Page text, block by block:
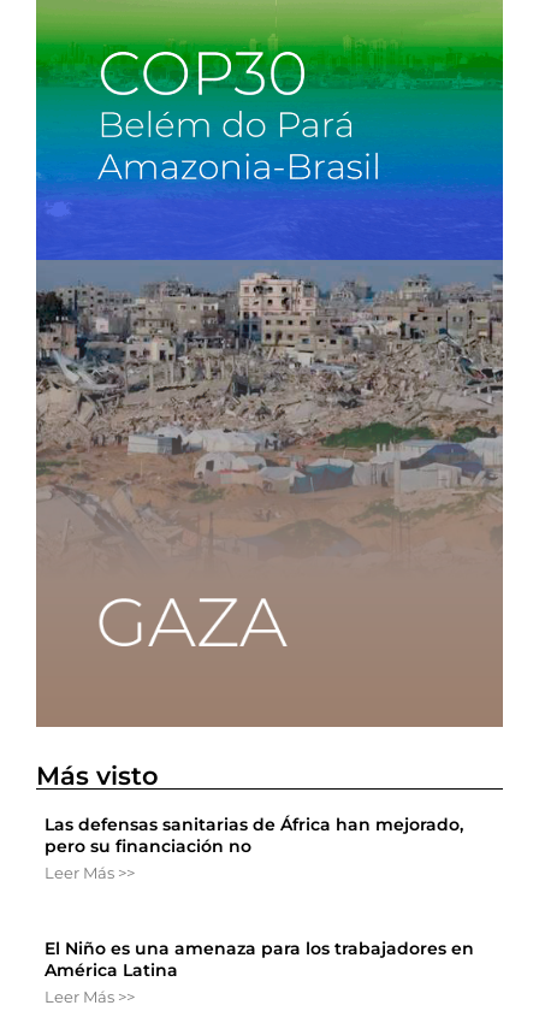
Más visto
Las defensas sanitarias de África han mejorado,
pero su financiación no
Leer Más >>
El Niño es una amenaza para los trabajadores en
América Latina
Leer Más >>